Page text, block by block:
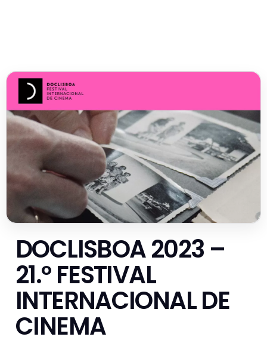
DOCLISBOA 2023 –
21.º FESTIVAL
INTERNACIONAL DE
CINEMA